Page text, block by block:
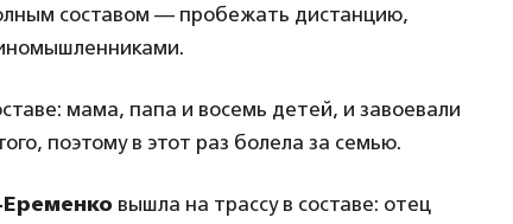
составом — пробежать дистанцию,
мама, папа и восемь детей, и завоевали
поэтому в этот раз болела за семью.
вышла на трассу в составе: отец